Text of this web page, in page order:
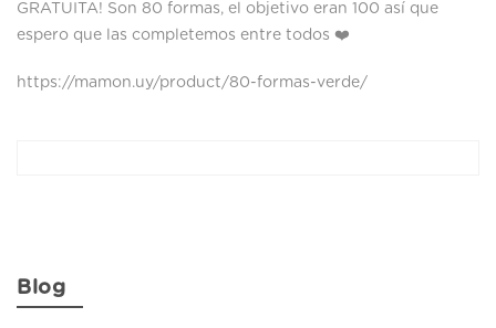
GRATUITA! Son 80 formas, el objetivo eran 100 así que
espero que las completemos entre todos ❤️
https://mamon.uy/product/80-formas-verde/
Blog